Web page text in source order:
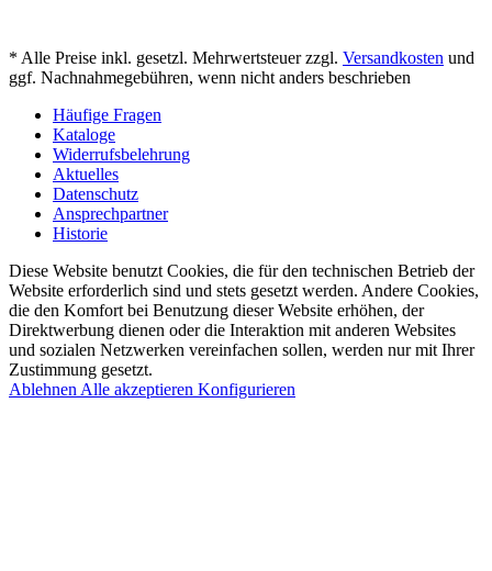
* Alle Preise inkl. gesetzl. Mehrwertsteuer zzgl. Versandkosten und
ggf. Nachnahmegebühren, wenn nicht anders beschrieben
Häufige Fragen
Kataloge
Widerrufsbelehrung
Aktuelles
Datenschutz
Ansprechpartner
Historie
Diese Website benutzt Cookies, die für den technischen Betrieb der
Website erforderlich sind und stets gesetzt werden. Andere Cookies,
die den Komfort bei Benutzung dieser Website erhöhen, der
Direktwerbung dienen oder die Interaktion mit anderen Websites
und sozialen Netzwerken vereinfachen sollen, werden nur mit Ihrer
Zustimmung gesetzt.
Ablehnen Alle akzeptieren Konfigurieren